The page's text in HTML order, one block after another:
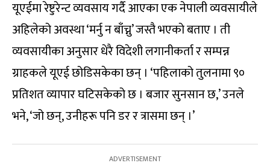
यूएईमा रेष्टुरेन्ट व्यवसाय गर्दै आएका एक नेपाली व्यवसायीले
अहिलेको अवस्था ‘मर्नु न बाँच्नु’ जस्तै भएको बताए । ती
व्यवसायीका अनुसार धेरै विदेशी लगानीकर्ता र सम्पन्न
ग्राहकले यूएई छोडिसकेका छन् । ‘पहिलाको तुलनामा ९०
प्रतिशत व्यापार घटिसकेको छ । बजार सुनसान छ,’ उनले
भने, ‘जो छन्, उनीहरू पनि डर र त्रासमा छन् ।’